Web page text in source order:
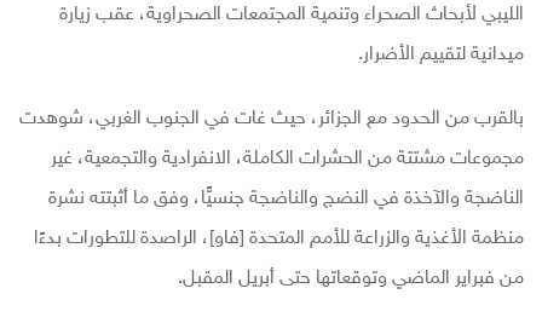
الليبي لأبحاث الصحراء وتنمية المجتمعات الصحراوية، عقب زيارة
ميدانية لتقييم الأضرار.
بالقرب من الحدود مع الجزائر، حيث غات في الجنوب الغربي، شوهدت
مجموعات مشتتة من الحشرات الكاملة، الانفرادية والتجمعية، غير
الناضجة والآخذة في النضج والناضجة جنسيًّا، وفق ما أثبتته نشرة
منظمة الأغذية والزراعة للأمم المتحدة [فاو]، الراصدة للتطورات بدءًا
من فبراير الماضي وتوقعاتها حتى أبريل المقبل.